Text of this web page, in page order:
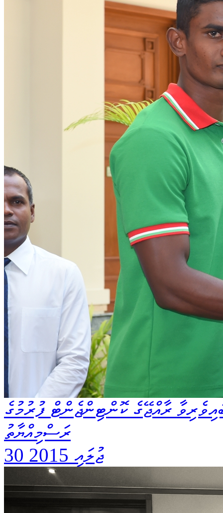
ރާއްޖޭގެ ކޮންޓިންޖެންޓް ފުރުމުގެ
ރަސްމިއްޔާތު
30 ޖުލައި 2015